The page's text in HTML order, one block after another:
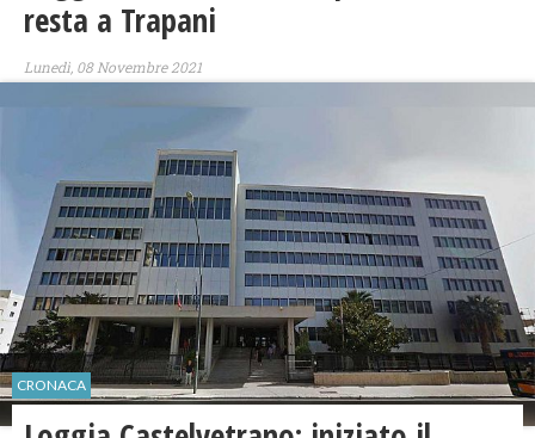
resta a Trapani
Lunedì, 08 Novembre 2021
CRONACA